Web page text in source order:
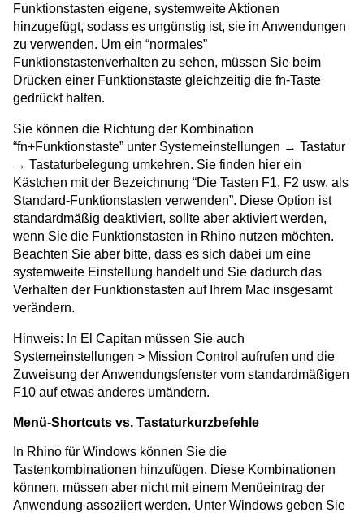
Funktionstasten eigene, systemweite Aktionen
hinzugefügt, sodass es ungünstig ist, sie in Anwendungen
zu verwenden. Um ein “normales”
Funktionstastenverhalten zu sehen, müssen Sie beim
Drücken einer Funktionstaste gleichzeitig die fn-Taste
gedrückt halten.
Sie können die Richtung der Kombination
“fn+Funktionstaste” unter Systemeinstellungen → Tastatur
→ Tastaturbelegung umkehren. Sie finden hier ein
Kästchen mit der Bezeichnung “Die Tasten F1, F2 usw. als
Standard-Funktionstasten verwenden”. Diese Option ist
standardmäßig deaktiviert, sollte aber aktiviert werden,
wenn Sie die Funktionstasten in Rhino nutzen möchten.
Beachten Sie aber bitte, dass es sich dabei um eine
systemweite Einstellung handelt und Sie dadurch das
Verhalten der Funktionstasten auf Ihrem Mac insgesamt
verändern.
Hinweis: In El Capitan müssen Sie auch
Systemeinstellungen > Mission Control aufrufen und die
Zuweisung der Anwendungsfenster vom standardmäßigen
F10 auf etwas anderes umändern.
Menü-Shortcuts vs. Tastaturkurzbefehle
In Rhino für Windows können Sie die
Tastenkombinationen hinzufügen. Diese Kombinationen
können, müssen aber nicht mit einem Menüeintrag der
Anwendung assoziiert werden. Unter Windows geben Sie